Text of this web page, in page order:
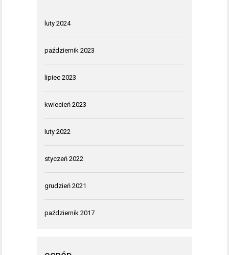
luty 2024
październik 2023
lipiec 2023
kwiecień 2023
luty 2022
styczeń 2022
grudzień 2021
październik 2017